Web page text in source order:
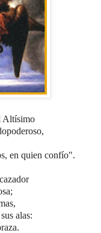
Altísimo
en quien confío".
alas: